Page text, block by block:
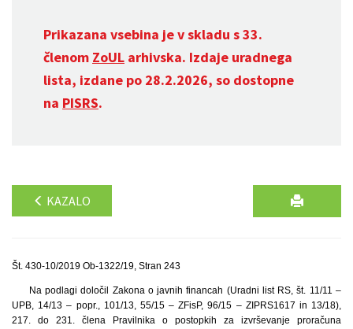
Prikazana vsebina je v skladu s 33.
členom ZoUL arhivska. Izdaje uradnega
lista, izdane po 28.2.2026, so dostopne
na PISRS.
KAZALO
Št. 430-10/2019 Ob-1322/19, Stran 243
Na podlagi določil Zakona o javnih financah (Uradni list RS, št. 11/11 –
UPB, 14/13 – popr., 101/13, 55/15 – ZFisP, 96/15 – ZIPRS1617 in 13/18),
217. do 231. člena Pravilnika o postopkih za izvrševanje proračuna